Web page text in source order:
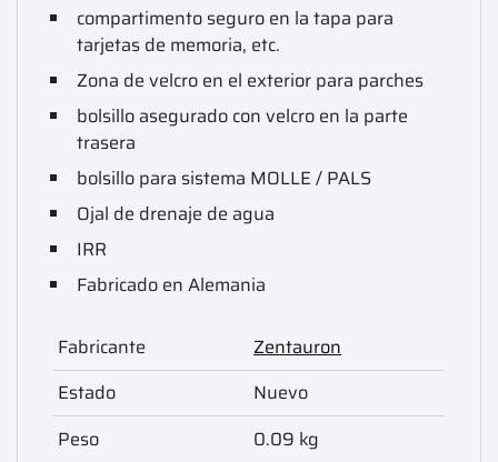
compartimento seguro en la tapa para
tarjetas de memoria, etc.
Zona de velcro en el exterior para parches
bolsillo asegurado con velcro en la parte
trasera
bolsillo para sistema MOLLE / PALS
Ojal de drenaje de agua
IRR
Fabricado en Alemania
Fabricante
Zentauron
Estado
Nuevo
Peso
0.09 kg